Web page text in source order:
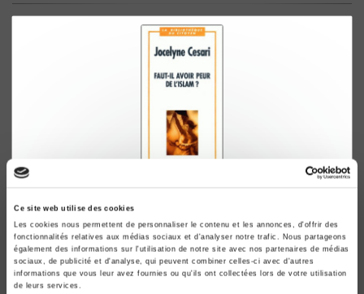
Ce site web utilise des cookies
Les cookies nous permettent de personnaliser le contenu et les annonces, d'offrir des
fonctionnalités relatives aux médias sociaux et d'analyser notre trafic. Nous partageons
également des informations sur l'utilisation de notre site avec nos partenaires de médias
sociaux, de publicité et d'analyse, qui peuvent combiner celles-ci avec d'autres
informations que vous leur avez fournies ou qu'ils ont collectées lors de votre utilisation
de leurs services.
Faut-il avoir peur de l'islam?
Jocelyne Cesari